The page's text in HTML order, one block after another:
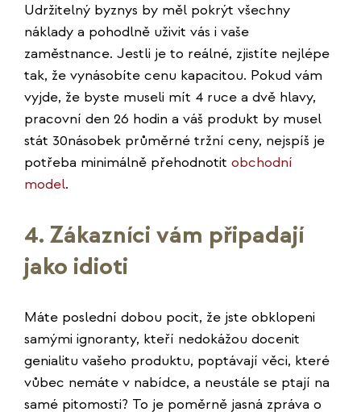
Udržitelný byznys by měl pokrýt všechny
náklady a pohodlně uživit vás i vaše
zaměstnance. Jestli je to reálné, zjistíte nejlépe
tak, že vynásobíte cenu kapacitou. Pokud vám
vyjde, že byste museli mít 4 ruce a dvě hlavy,
pracovní den 26 hodin a váš produkt by musel
stát 30násobek průměrné tržní ceny, nejspíš je
potřeba minimálně přehodnotit obchodní
model.
4. Zákazníci vám připadají
jako idioti
Máte poslední dobou pocit, že jste obklopeni
samými ignoranty, kteří nedokážou docenit
genialitu vašeho produktu, poptávají věci, které
vůbec nemáte v nabídce, a neustále se ptají na
samé pitomosti? To je poměrně jasná zpráva o